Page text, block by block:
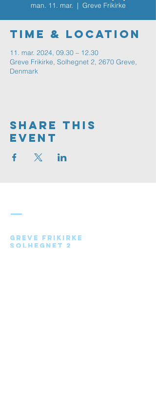
man. 11. mar.
  |
Greve Frikirke
Time & Location
11. mar. 2024, 09.30 – 12.30
Greve Frikirke, Solhegnet 2, 2670 Greve,
Denmark
Share This
Event
Greve Frikirke
Solhegnet 2